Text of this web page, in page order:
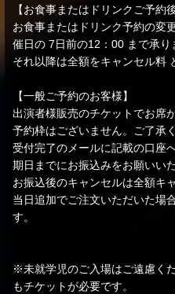
【お食事またはドリンクご予約
お食事またはドリンク予約の変
催日の 7日前の12：00 まで承り
それ以降は全額をキャンセル料
【一般ご予約のお客様】
出演者様販売のチケットでお席
予約枠はございません。ご了承
受付完了のメールに記載の口座
期日までにお振込みをお願いい
お振込後のキャンセルは全額キ
当日追加でご注文いただいた場
す。
※未就学児のご入場はご遠慮く
もチケットが必要です。